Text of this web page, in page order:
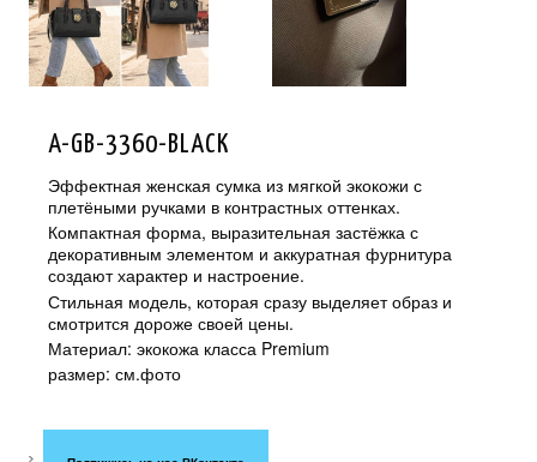
A-GB-3360-BLACK
Эффектная женская сумка из мягкой экокожи с
плетёными ручками в контрастных оттенках.
Компактная форма, выразительная застёжка с
декоративным элементом и аккуратная фурнитура
создают характер и настроение.
Стильная модель, которая сразу выделяет образ и
смотрится дороже своей цены.
Материал: экокожа класса Premium
размер: см.фото